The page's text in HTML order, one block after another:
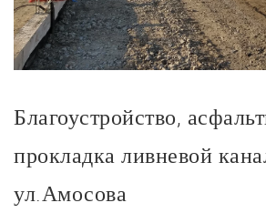
Благоустройство,
прокладка ливневой
ул.Амосова